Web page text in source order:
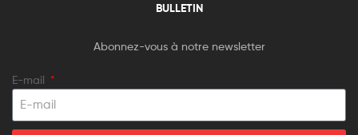
BULLETIN
Abonnez-vous à notre newsletter
E-mail